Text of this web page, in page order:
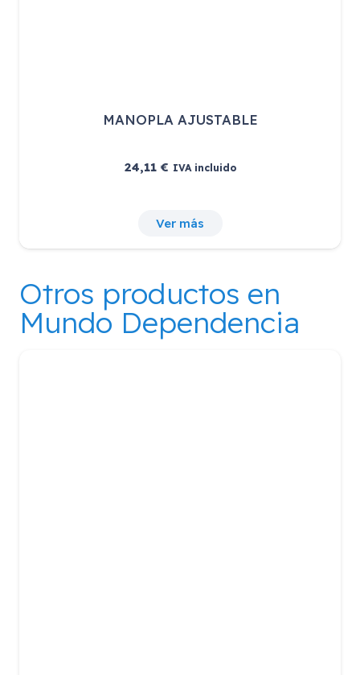
MANOPLA AJUSTABLE
24,11€ IVA incluido
Ver más
Otros productos en
Mundo Dependencia